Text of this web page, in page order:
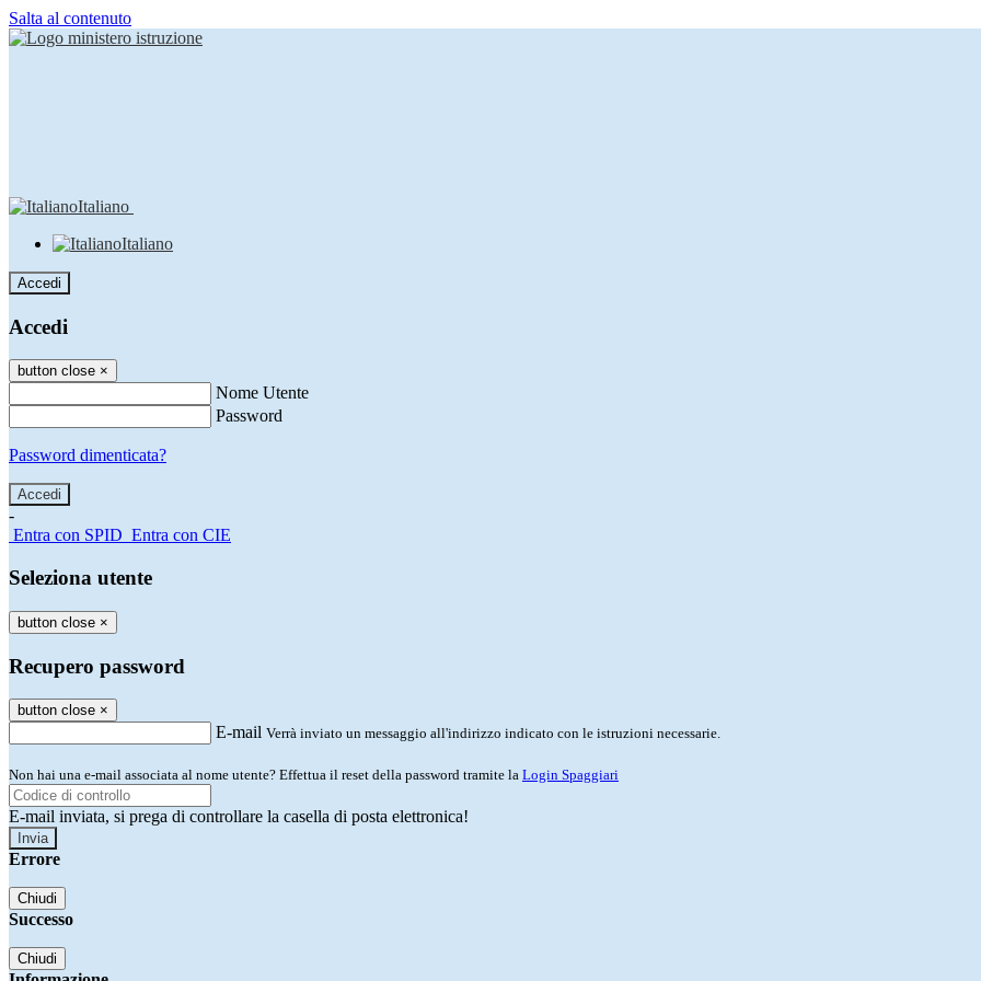
Salta al contenuto
Italiano
Italiano
Accedi
Accedi
button close ×
Nome Utente
Password
Password dimenticata?
-
Entra con SPID Entra con CIE
Seleziona utente
button close ×
Recupero password
button close ×
E-mail Verrà inviato un messaggio all'indirizzo indicato con le istruzioni necessarie.
Non hai una e-mail associata al nome utente? Effettua il reset della password tramite la Login Spaggiari
E-mail inviata, si prega di controllare la casella di posta elettronica!
Errore
Chiudi
Successo
Chiudi